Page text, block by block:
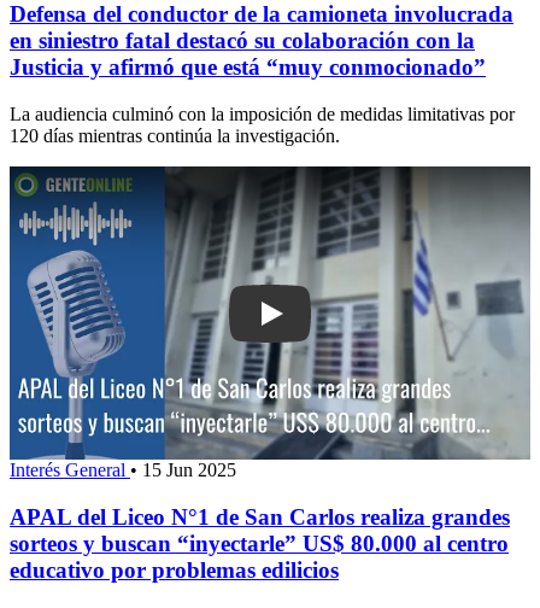
Defensa del conductor de la camioneta involucrada
en siniestro fatal destacó su colaboración con la
Justicia y afirmó que está “muy conmocionado”
La audiencia culminó con la imposición de medidas limitativas por
120 días mientras continúa la investigación.
Play: APAL del Liceo N°1 de San
Interés General • 15 Jun 2025
APAL del Liceo N°1 de San Carlos realiza grandes
sorteos y buscan “inyectarle” US$ 80.000 al centro
educativo por problemas edilicios